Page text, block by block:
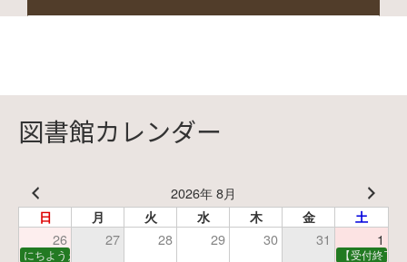
図書館カレンダー
2026年 8月
日 月 火 水 木 金 土
26 27 28 29 30 31 1
にちようえほん
【受付終了